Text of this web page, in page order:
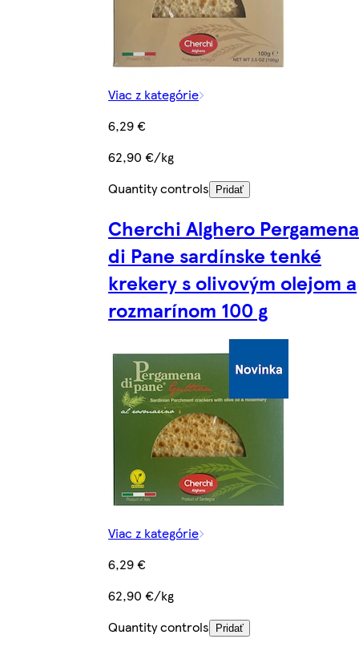
Viac z kategórie
6,29 €
62,90 €/kg
Quantity controls
Pridať
Cherchi Alghero Pergamena
di Pane sardínske tenké
krekery s olivovým olejom a
rozmarínom 100 g
Viac z kategórie
6,29 €
62,90 €/kg
Quantity controls
Pridať